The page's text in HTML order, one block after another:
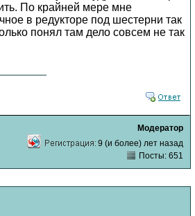
По крайней мере мне
в редукторе под шестерни так
понял там дело совсем не так
Модератор
9 (и более) лет назад
Посты: 651